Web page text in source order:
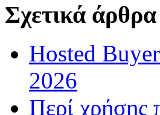
Σχετικά άρθρα
Hosted
2026
Περί χρήσης